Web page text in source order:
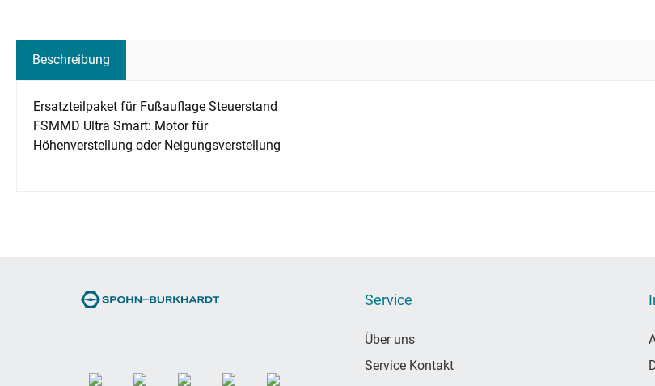
Beschreibung
Ersatzteilpaket für Fußauflage Steuerstand
FSMMD Ultra Smart: Motor für
Höhenverstellung oder Neigungsverstellung
Service
Über uns
Service Kontakt